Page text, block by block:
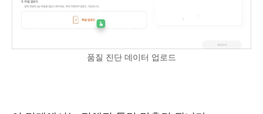
품질 진단 데이터 업로드